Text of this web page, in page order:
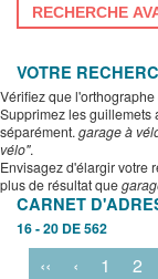
RECHERCHE
VOTRE
Vérifiez que l'orthographe
Supprimez les guillemets
séparément. garage à
vélo".
Envisagez d'élargir votre
plus de résultat que
CARNET
16 - 20 DE 562
‹‹ ‹ 1 2